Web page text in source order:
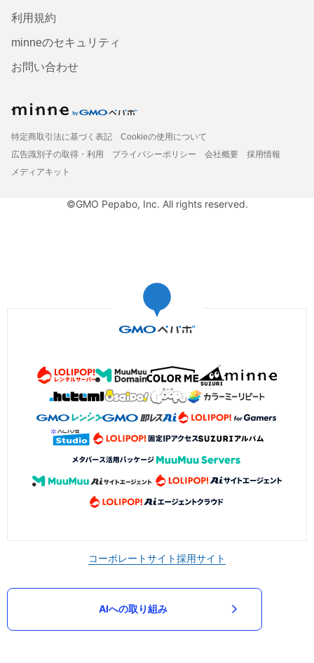
利用規約
minneのセキュリティ
お問い合わせ
特定商取引法に基づく表記
Cookieの使用について
広告識別子の取得・利用
プライバシーポリシー 会社概要
採用情報
メディアキット
©GMO Pepabo, Inc. All rights reserved.
コーポレートサイト採用サイト
AIへの取り組み